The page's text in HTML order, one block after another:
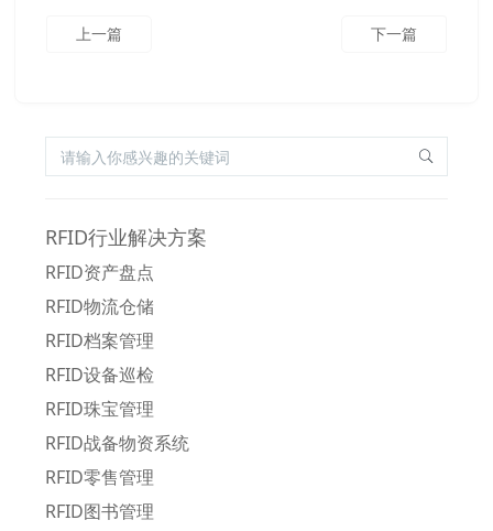
上一篇 下一篇
RFID行业解决方案
RFID资产盘点
RFID物流仓储
RFID档案管理
RFID设备巡检
RFID珠宝管理
RFID战备物资系统
RFID零售管理
RFID图书管理